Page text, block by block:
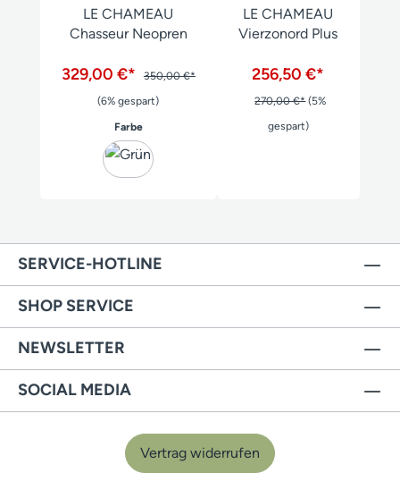
LE CHAMEAU
Chasseur Neopren
329,00 €*
350,00 €*
(6% gespart)
Farbeauswählen
LE CHAMEAU
Vierzonord Plus
256,50 €*
270,00 €* (5%
gespart)
SERVICE-HOTLINE
SHOP SERVICE
NEWSLETTER
SOCIAL MEDIA
Vertrag widerrufen